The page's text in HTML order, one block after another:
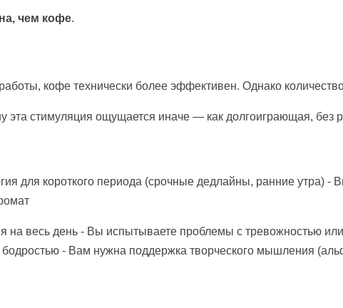
чем кофе.
кофе технически более эффективен. Однако количество
эта стимуляция ощущается иначе — как долгоиграющая, без
для короткого периода (срочные дедлайны, ранние утра) -
на весь день - Вы испытываете проблемы с тревожностью
- Вам нужна поддержка творческого мышления